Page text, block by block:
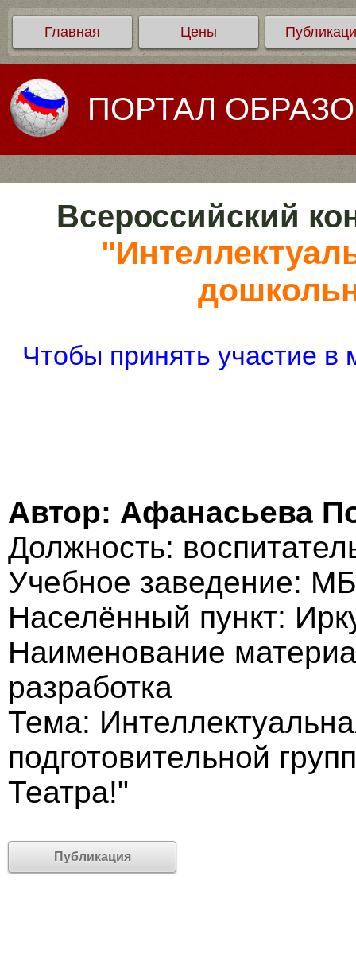
Главная Цены
ПОРТАЛ
Всероссийский
Чтобы принять участие
Автор: Афанасьева
Должность:
Учебное заведение:
Населённый пункт:
Наименование
разработка
Тема:
подготовительной
Театра!"
Публикация